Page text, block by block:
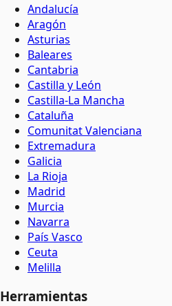
Andalucía
Aragón
Asturias
Baleares
Cantabria
Castilla y León
Castilla-La Mancha
Cataluña
Comunitat Valenciana
Extremadura
Galicia
La Rioja
Madrid
Murcia
Navarra
País Vasco
Ceuta
Melilla
Herramientas